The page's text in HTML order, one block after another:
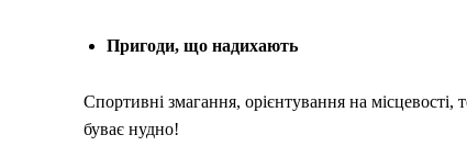
Пригоди, що надихають
Спортивні змагання, орієнтування на місцевості,
буває нудно!